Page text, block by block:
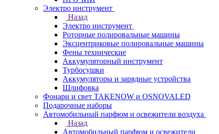
Электро инструмент
Назад
Электро инструмент
Роторные полировальные машины
Эксцентриковые полировальные машины
Фены технические
Аккумуляторный инструмент
Турбосушки
Аккумуляторы и зарядные устройства
Шлифовка
Фонари и свет TAKENOW и OSNOVALED
Подарочные наборы
Автомобильный парфюм и освежители воздуха
Назад
Автомобильный парфюм и освежители